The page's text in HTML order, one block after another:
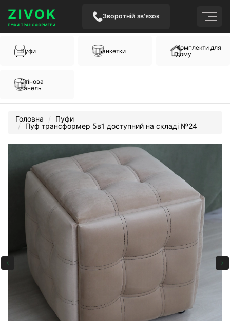
Зворотній зв'язок
Пуфи Банкетки
Комплекти для
дому
Стінова
панель
Головна
Пуфи
Пуф трансформер 5в1 доступний на складі №24